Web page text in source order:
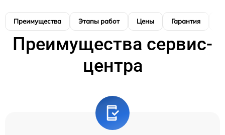
Преимущества Этапы работ Цены Гарантия
Преимущества сервис-
центра